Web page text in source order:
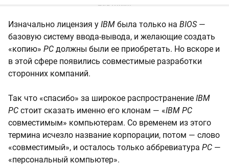
Изначально лицензия у IBM была только на BIOS—
базовую систему ввода-вывода, и желающие создать
«копию» PC должны были ее приобретать. Но вскоре и
в этой сфере появились совместимые разработки
сторонних компаний.
Так что «спасибо» за широкое распространение IBM
PC стоит сказать именно его клонам — «IBM PC
совместимым» компьютерам. Со временем из этого
термина исчезло название корпорации, потом — слово
«совместимый», и осталось только аббревиатура PC —
«персональный компьютер».